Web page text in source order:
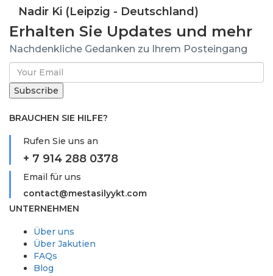
Nadir Ki (Leipzig - Deutschland)
Erhalten Sie Updates und mehr
Nachdenkliche Gedanken zu Ihrem Posteingang
BRAUCHEN SIE HILFE?
Rufen Sie uns an
+ 7 914 288 0378
Email für uns
contact@mestasilyykt.com
UNTERNEHMEN
Über uns
Über Jakutien
FAQs
Blog